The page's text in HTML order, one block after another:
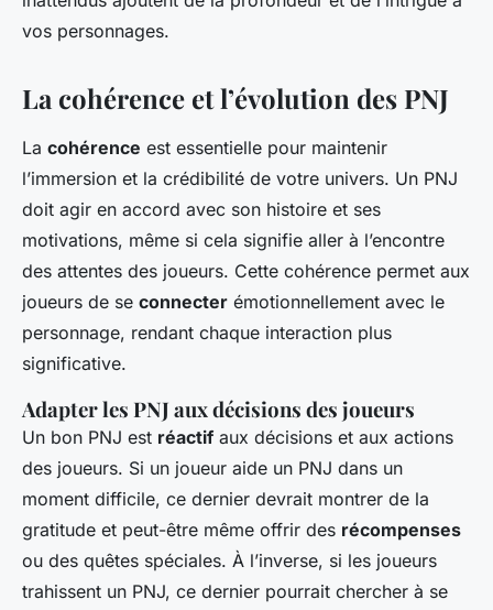
vos personnages.
La cohérence et l’évolution des PNJ
La cohérence est essentielle pour maintenir
l’immersion et la crédibilité de votre univers. Un PNJ
doit agir en accord avec son histoire et ses
motivations, même si cela signifie aller à l’encontre
des attentes des joueurs. Cette cohérence permet aux
joueurs de se connecter émotionnellement avec le
personnage, rendant chaque interaction plus
significative.
Adapter les PNJ aux décisions des joueurs
Un bon PNJ est réactif aux décisions et aux actions
des joueurs. Si un joueur aide un PNJ dans un
moment difficile, ce dernier devrait montrer de la
gratitude et peut-être même offrir des récompenses
ou des quêtes spéciales. À l’inverse, si les joueurs
trahissent un PNJ, ce dernier pourrait chercher à se